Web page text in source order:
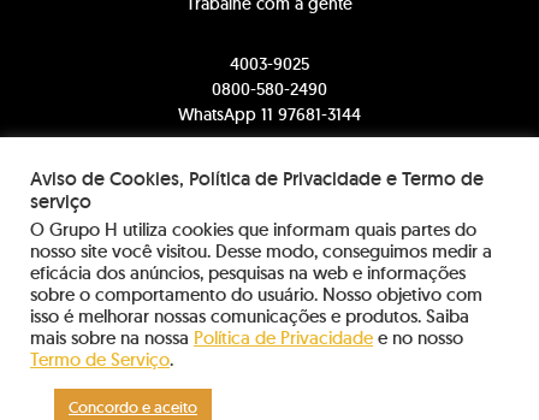
comercial@somosh.com.br
4003-9025
0800-580-2490
WhatsApp 11 97681-3144
sac@somosh.com.br
Informações sobre dados coletados
Aviso de Cookies, Política de Privacidade e Termo de
serviço
O Grupo H utiliza cookies que informam quais partes do
nosso site você visitou. Desse modo, conseguimos medir a
eficácia dos anúncios, pesquisas na web e informações
sobre o comportamento do usuário. Nosso objetivo com
isso é melhorar nossas comunicações e produtos. Saiba
mais sobre na nossa Política de Privacidade e no nosso
Termo de Serviço.
Concordo e aceito